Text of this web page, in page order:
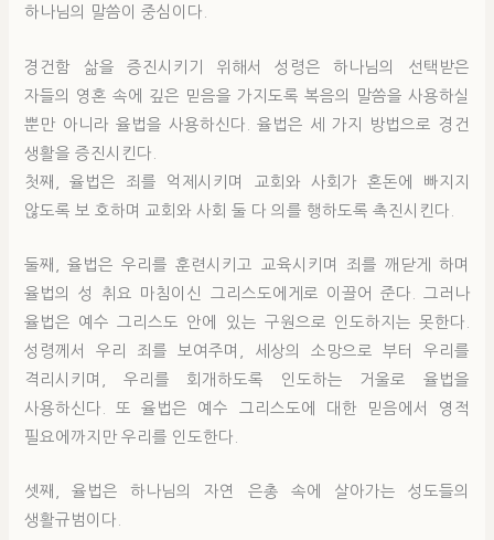
하나님의 말씀이 중심이다.
경건함 삶을 증진시키기 위해서 성령은 하나님의 선택받은
자들의 영혼 속에 깊은 믿음을 가지도록 복음의 말씀을 사용하실
뿐만 아니라 율법을 사용하신다. 율법은 세 가지 방법으로 경건
생활을 증진시킨다.
첫째, 율법은 죄를 억제시키며 교회와 사회가 혼돈에 빠지지
않도록 보 호하며 교회와 사회 둘 다 의를 행하도록 촉진시킨다.
둘째, 율법은 우리를 훈련시키고 교육시키며 죄를 깨닫게 하며
율법의 성 취요 마침이신 그리스도에게로 이끌어 준다. 그러나
율법은 예수 그리스도 안에 있는 구원으로 인도하지는 못한다.
성령께서 우리 죄를 보여주며, 세상의 소망으로 부터 우리를
격리시키며, 우리를 회개하도록 인도하는 거울로 율법을
사용하신다. 또 율법은 예수 그리스도에 대한 믿음에서 영적
필요에까지만 우리를 인도한다.
셋째, 율법은 하나님의 자연 은총 속에 살아가는 성도들의
생활규범이다.